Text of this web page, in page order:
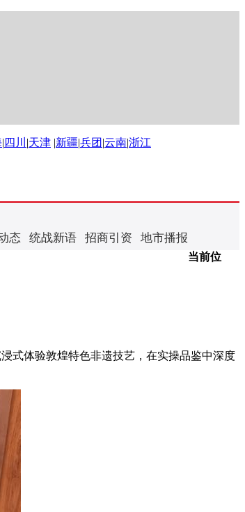
| 四川 |天津 |新疆|兵团 |云南|浙江
态 统战新语 招商引资 地市播报
当前位
式体验敦煌特色非遗技艺，在实操品鉴中深度